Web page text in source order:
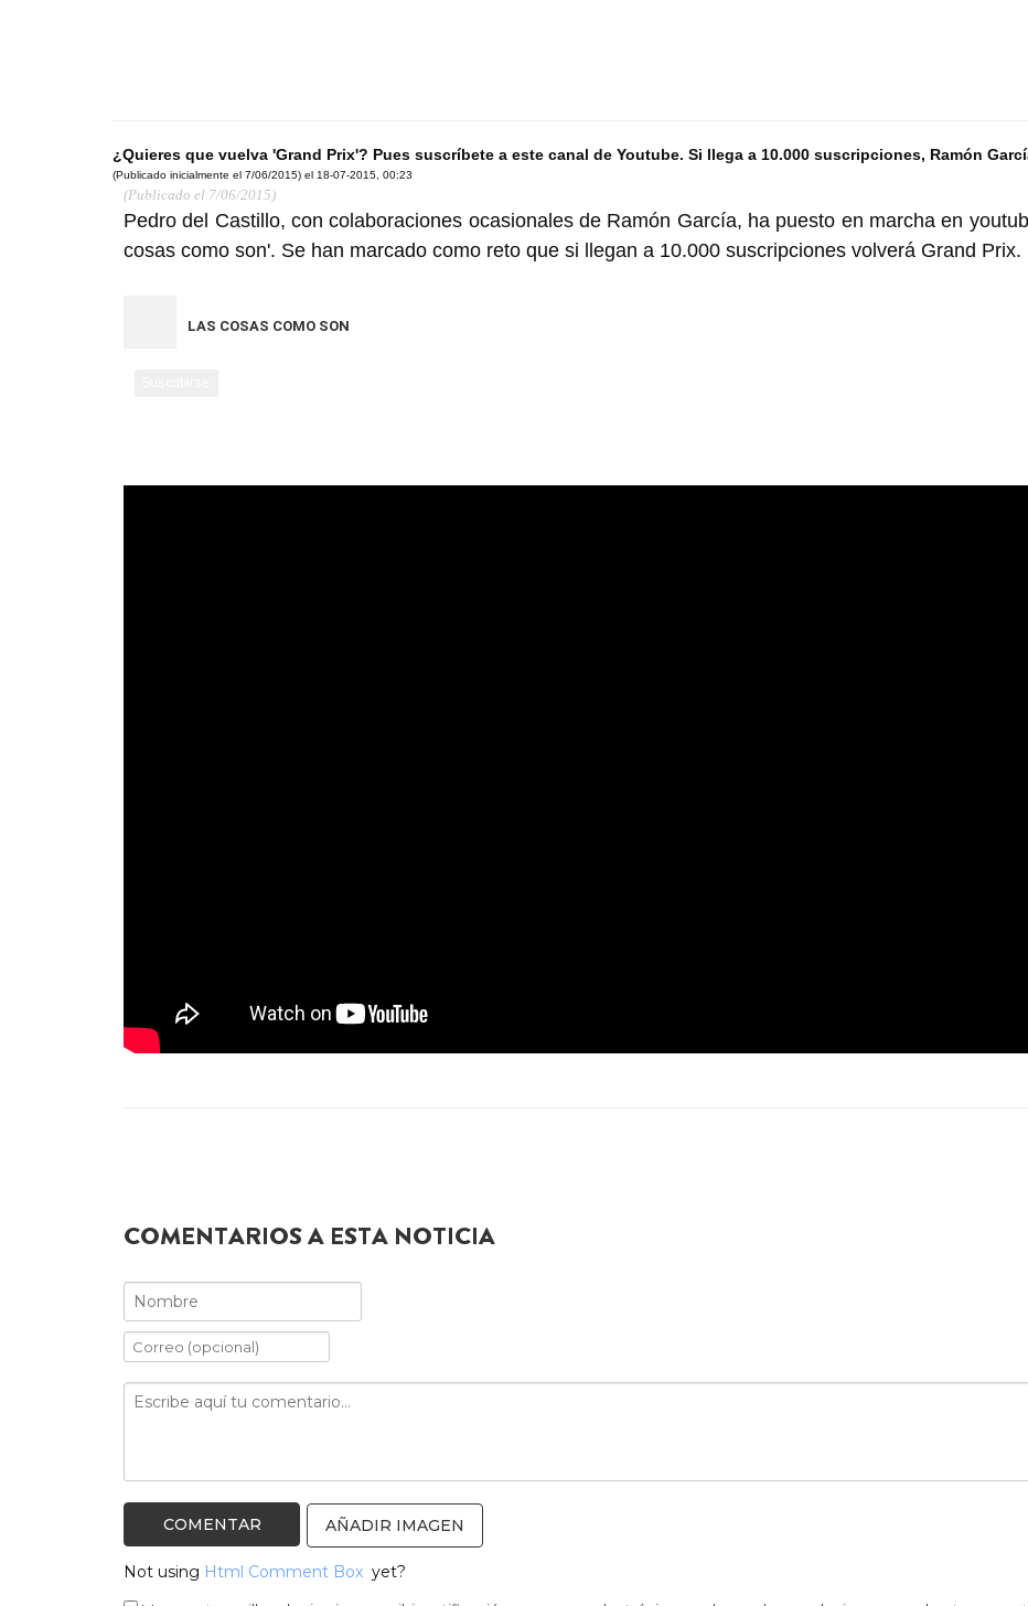
¿Quieres que vuelva 'Grand Prix'? Pues suscríbete a este canal de Youtube. Si llega a 10.000 suscripciones, Ramón
(Publicado inicialmente el 7/06/2015) el 18-07-2015, 00:23
(Publicado el 7/06/2015)
Pedro del Castillo, con colaboraciones ocasionales de Ramón García, ha puesto en marcha en
cosas como son'. Se han marcado como reto que si llegan a 10.000 suscripciones volverá Grand
LAS COSAS COMO SON
COMENTARIOS A ESTA NOTICIA
AÑADIR IMAGEN
Not using Html Comment Box yet?